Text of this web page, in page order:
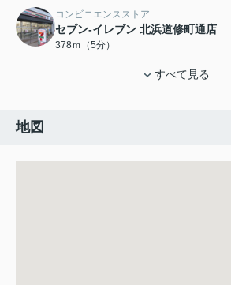
コンビニエンスストア
セブン-イレブン 北浜道修町通店
378ｍ（5分）
すべて見る
地図